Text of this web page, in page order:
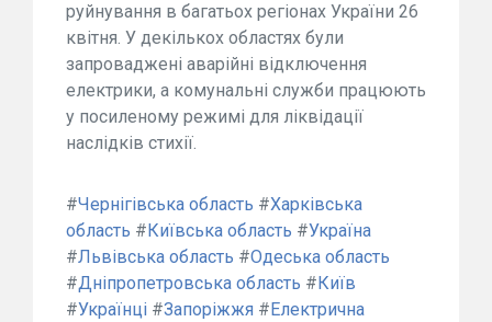
руйнування в багатьох регіонах України 26
квітня. У декількох областях були
запроваджені аварійні відключення
електрики, а комунальні служби працюють
у посиленому режимі для ліквідації
наслідків стихії.
#Чернігівська область #Харківська
область # Київська область #Україна
#Львівська область #Одеська область
#Дніпропетровська область # Київ
#Українці #Запоріжжя # Електрична